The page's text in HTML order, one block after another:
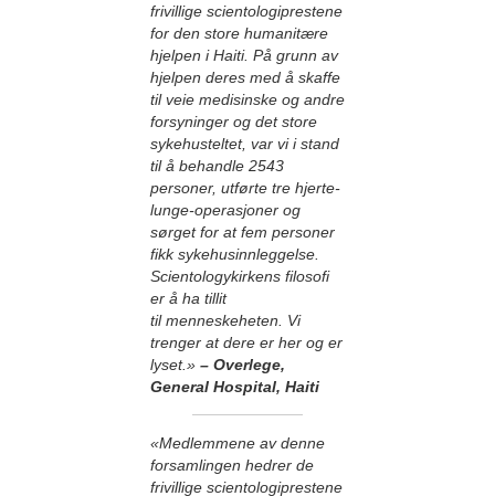
frivillige scientologiprestene
for den store humanitære
hjelpen i Haiti. På grunn av
hjelpen deres med å skaffe
til veie medisinske og andre
forsyninger og det store
sykehusteltet, var vi i stand
til å behandle 2543
personer, utførte tre hjerte-
lunge-operasjoner og
sørget for at fem personer
fikk sykehus­innleggelse.
Scientologykirkens filosofi
er å ha tillit
til menneskeheten. Vi
trenger at dere er her og er
lyset.» – Overlege,
General Hospital, Haiti
«Medlemmene av denne
forsamlingen hedrer de
frivillige scientologiprestene